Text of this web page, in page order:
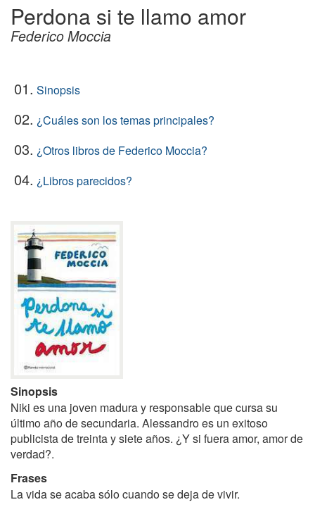
Perdona si te llamo amor
Federico Moccia
01. Sinopsis
02. ¿Cuáles son los temas principales?
03. ¿Otros libros de Federico Moccia?
04. ¿Libros parecidos?
Sinopsis
Niki es una joven madura y responsable que cursa su
último año de secundaria. Alessandro es un exitoso
publicista de treinta y siete años. ¿Y si fuera amor, amor de
verdad?.
Frases
La vida se acaba sólo cuando se deja de vivir.